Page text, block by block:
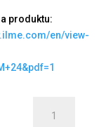
produktu:
en/view-
RDDM